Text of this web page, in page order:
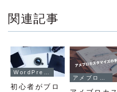
関連記事
初心者がブロ